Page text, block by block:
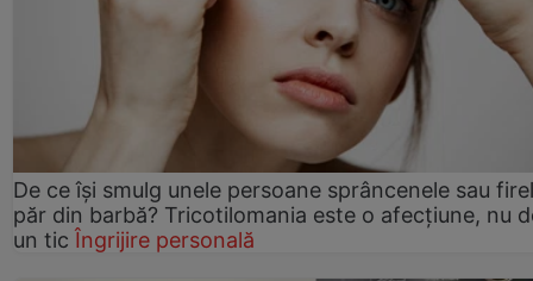
De ce își smulg unele persoane sprâncenele sau
păr din barbă? Tricotilomania este o afecțiune, nu
un tic Îngrijire personală